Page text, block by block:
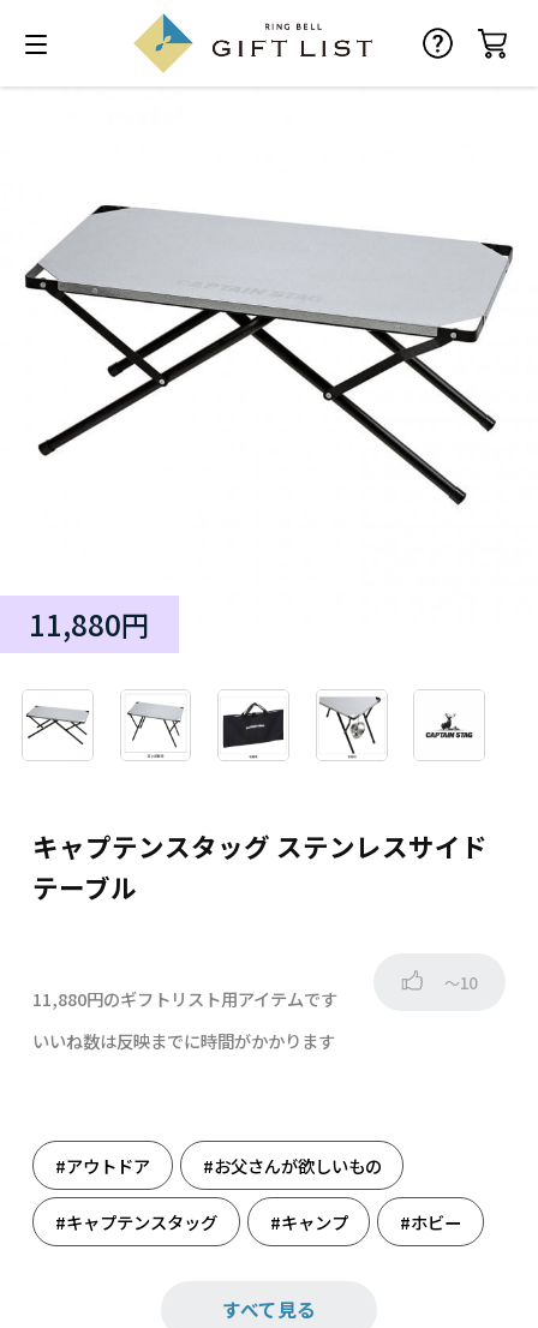
キャプテンスタッグ ステンレスサイド
テーブル
11,880円
11,880円のギフトリスト用アイテムです
～10
いいね数は反映までに時間がかかります
#アウトドア #お父さんが欲しいもの
#キャプテンスタッグ #キャンプ #ホビー
すべて見る